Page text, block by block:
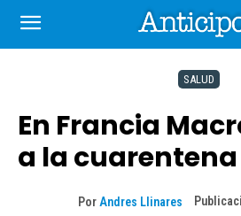
SALUD
En Francia
a la
Por Andres Llinares